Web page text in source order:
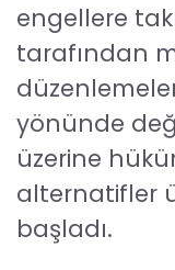
engellere
tarafından
yönünde
üzerine
alternatifler
başladı.